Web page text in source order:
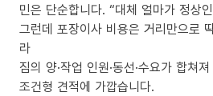
민은 단순합니다. “대체 얼마가 정상
그런데 포장이사 비용은 거리만으로
라
짐의 양·작업 인원·동선·수요가 합쳐
조건형 견적에 가깝습니다.